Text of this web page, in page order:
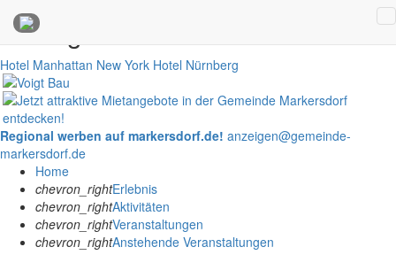
Anzeigen
Hotel Manhattan New York Hotel Nürnberg
Regional werben auf markersdorf.de! anzeigen@gemeinde-
markersdorf.de
Home
chevron_rightErlebnis
chevron_rightAktivitäten
chevron_rightVeranstaltungen
chevron_rightAnstehende Veranstaltungen